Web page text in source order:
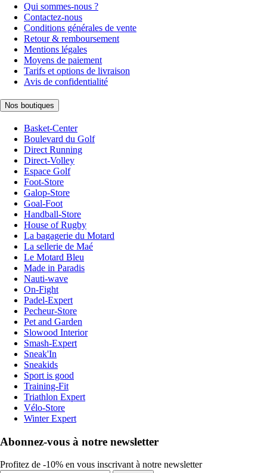
Qui sommes-nous ?
Contactez-nous
Conditions générales de vente
Retour & remboursement
Mentions légales
Moyens de paiement
Tarifs et options de livraison
Avis de confidentialité
Nos boutiques
Basket-Center
Boulevard du Golf
Direct Running
Direct-Volley
Espace Golf
Foot-Store
Galop-Store
Goal-Foot
Handball-Store
House of Rugby
La bagagerie du Motard
La sellerie de Maé
Le Motard Bleu
Made in Paradis
Nauti-wave
On-Fight
Padel-Expert
Pecheur-Store
Pet and Garden
Slowood Interior
Smash-Expert
Sneak'In
Sneakids
Sport is good
Training-Fit
Triathlon Expert
Vélo-Store
Winter Expert
Abonnez-vous à notre newsletter
Profitez de -10% en vous inscrivant à notre newsletter